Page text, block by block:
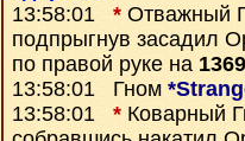
13:58:01 * Отважный
подпрыгнув засадил
по правой руке на 1369
13:58:01 Гном
13:58:01 * Коварный